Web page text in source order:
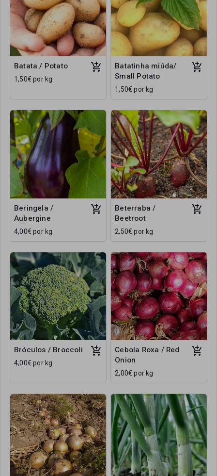
Batata / Potato
1,50€ por kg
Batatinha miúda/
Small Potato
1,50€ por kg
Beringela /
Aubergine
4,00€ por kg
Beterraba /
Beetroot
2,50€ por kg
Bróculos / Broccoli
4,00€ por kg
Cebola Roxa / Red
Onion
2,00€ por kg